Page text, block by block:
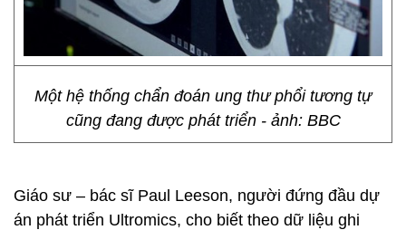
Một hệ thống chẩn đoán ung thư phổi tương tự
cũng đang được phát triển - ảnh: BBC
Giáo sư – bác sĩ Paul Leeson, người đứng đầu dự
án phát triển Ultromics, cho biết theo dữ liệu ghi